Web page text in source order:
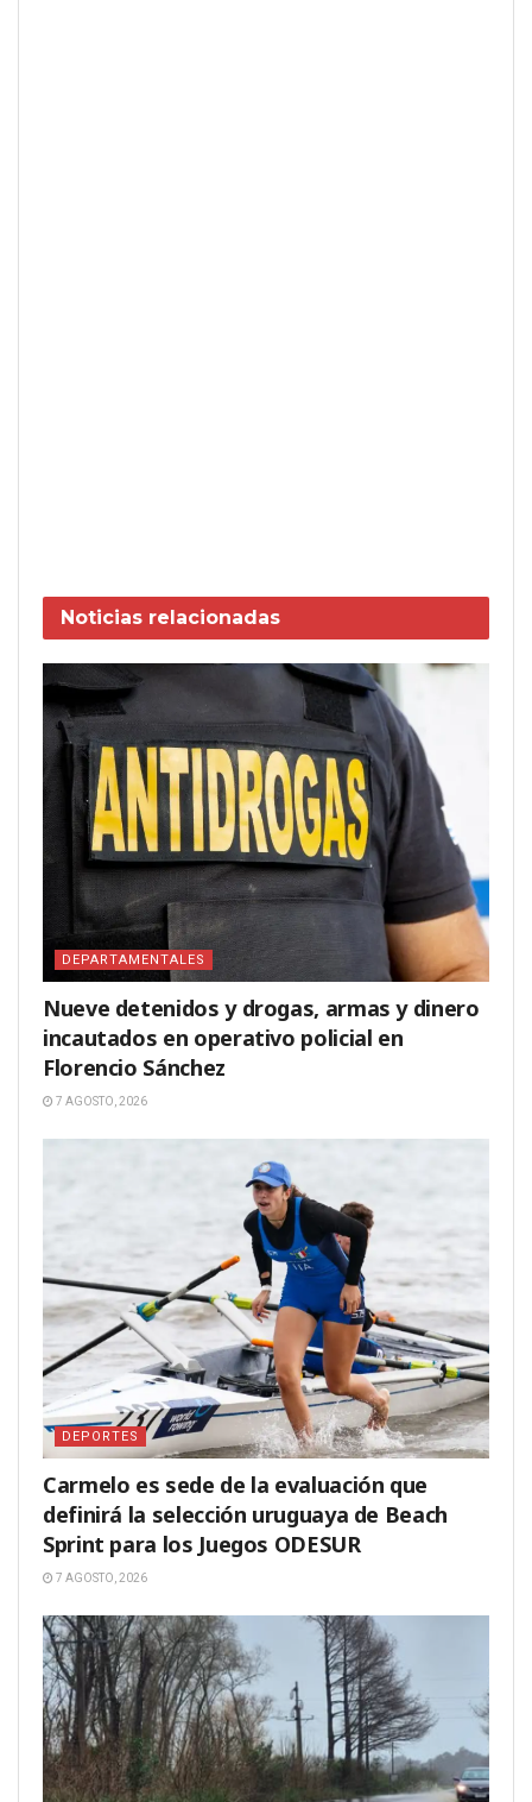
Noticias relacionadas
DEPARTAMENTALES
Nueve detenidos y drogas, armas y dinero
incautados en operativo policial en
Florencio Sánchez
7 AGOSTO, 2026
DEPORTES
Carmelo es sede de la evaluación que
definirá la selección uruguaya de Beach
Sprint para los Juegos ODESUR
7 AGOSTO, 2026